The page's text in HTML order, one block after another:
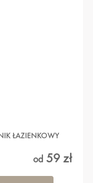
ŁAZIENKOWY
od 59 zł